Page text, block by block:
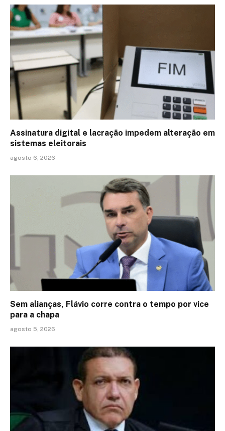
Assinatura digital e lacração impedem alteração em
sistemas eleitorais
agosto 6, 2026
Sem alianças, Flávio corre contra o tempo por vice
para a chapa
agosto 5, 2026